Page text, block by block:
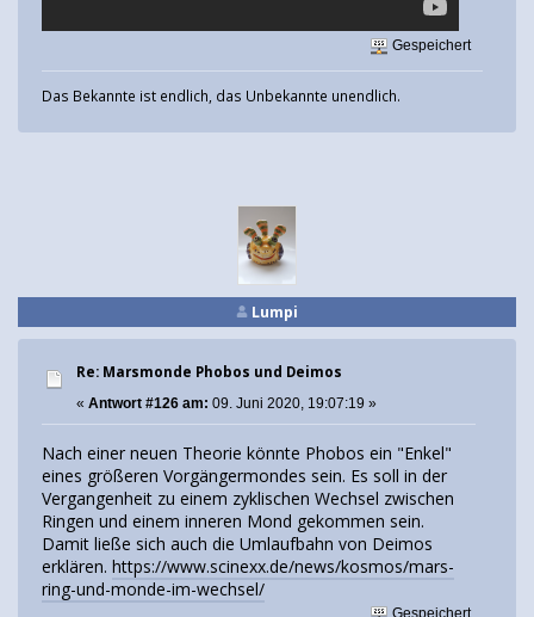
Gespeichert
Das Bekannte ist endlich, das Unbekannte unendlich.
Lumpi
Re: Marsmonde Phobos und Deimos
« Antwort #126 am: 09. Juni 2020, 19:07:19 »
Nach einer neuen Theorie könnte Phobos ein "Enkel"
eines größeren Vorgängermondes sein. Es soll in der
Vergangenheit zu einem zyklischen Wechsel zwischen
Ringen und einem inneren Mond gekommen sein.
Damit ließe sich auch die Umlaufbahn von Deimos
erklären. https://www.scinexx.de/news/kosmos/mars-
ring-und-monde-im-wechsel/